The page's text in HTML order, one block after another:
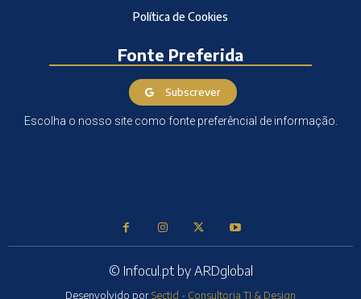
Política de Cookies
Fonte Preferida
Subscrever
Escolha o nosso site como fonte preferêncial de informação.
© Infocul.pt by ARDglobal
Desenvolvido porSectid - Consultoria TI & Design